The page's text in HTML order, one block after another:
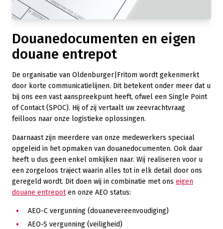
Douanedocumenten en eigen
douane entrepot
De organisatie van Oldenburger|Fritom wordt gekenmerkt
door korte communicatielijnen. Dit betekent onder meer dat u
bij ons een vast aanspreekpunt heeft, ofwel een Single Point
of Contact (SPOC). Hij of zij vertaalt uw zeevrachtvraag
feilloos naar onze logistieke oplossingen.
Daarnaast zijn meerdere van onze medewerkers speciaal
opgeleid in het opmaken van douanedocumenten. Ook daar
heeft u dus geen enkel omkijken naar. Wij realiseren voor u
een zorgeloos traject waarin alles tot in elk detail door ons
geregeld wordt. Dit doen wij in combinatie met ons eigen
douane entrepoten onze AEO status:
AEO-C vergunning (douanevereenvoudiging)
AEO-S vergunning (veiligheid)